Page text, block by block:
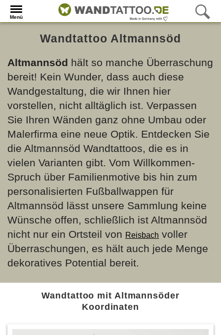
Menü
Wandtattoo Altmannsöd
Altmannsöd hält so manche Überraschung
bereit! Kein Wunder, dass auch diese
Wandgestaltung, die wir Ihnen hier
vorstellen, nicht alltäglich ist. Verpassen
Sie Ihren Wänden ganz ohne Umbau oder
Malerfirma eine neue Optik. Entdecken Sie
die Altmannsöd Wandtattoos, die es in
vielen Varianten gibt. Vom Willkommen-
Spruch über Familienmotive bis hin zum
personalisierten Fußballwappen für
Altmannsöd lässt unsere Sammlung keine
Wünsche offen, schließlich ist Altmannsöd
nicht nur ein Ortsteil von Reisbach voller
Überraschungen, es hält auch jede Menge
dekoratives Potential bereit.
Wandtattoo mit Altmannsöder
Koordinaten